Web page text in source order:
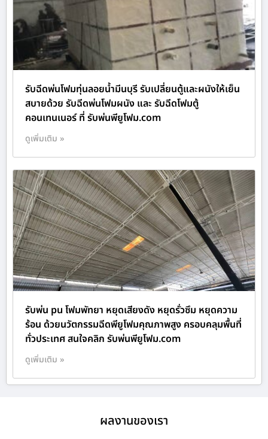
รับฉีดพ่นโฟมทุ่นลอยน้ำมีนบุรี รับเปลี่ยนตู้และผนังให้เย็น
สบายด้วย รับฉีดพ่นโฟมผนัง และ รับฉีดโฟมตู้
คอนเทนเนอร์ ที่ รับพ่นพียูโฟม.com
ดูเพิ่มเติม »
รับพ่น pu โฟมพัทยา หยุดเสียงดัง หยุดรั่วซึม หยุดความ
ร้อน ด้วยนวัตกรรมฉีดพียูโฟมคุณภาพสูง ครอบคลุมพื้นที่
ทั่วประเทศ สนใจคลิก รับพ่นพียูโฟม.com
ดูเพิ่มเติม »
ผลงานของเรา